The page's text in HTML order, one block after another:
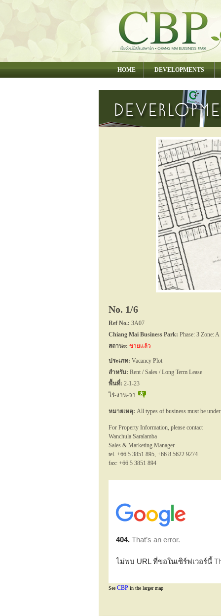
HOME DEVELOPMENTS
No. 1/6
Ref No.: 3A07
Chiang Mai Business Park: Phase: 3 Zone: A
สถานะ: ขายแล้ว
ประเภท: Vacancy Plot
สำหรับ: Rent / Sales / Long Term Lease
พื้นที่: 2-1-23
ไร่-งาน-วา
หมายเหตุ: All types of business must be
For Property Information, please contact
Wanchula Saralamba
Sales & Marketing Manager
tel. +66 5 3851 895, +66 8 5622 9274
fax: +66 5 3851 894
See CBPin the larger map